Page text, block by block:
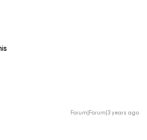
Forum|Forum|3 years ago